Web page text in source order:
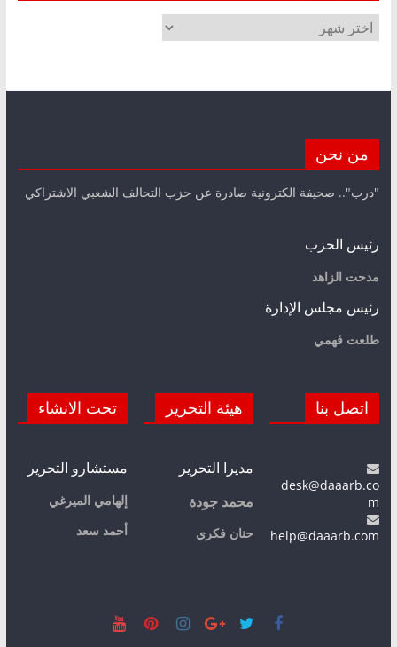
الأرشيف
من نحن
"درب".. صحيفة الكترونية صادرة عن حزب التحالف الشعبي الاشتراكي
رئيس الحزب
مدحت الزاهد
رئيس مجلس الإدارة
طلعت فهمي
اتصل بنا
desk@daaarb.co
m
help@daaarb.com
هيئة التحرير
مديرا التحرير
محمد جودة
حنان فكري
تحت الانشاء
مستشارو التحرير
إلهامي الميرغي
أحمد سعد